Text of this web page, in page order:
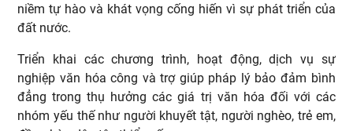
niềm tự hào và khát vọng cống hiến vì sự phát triển của
đất nước.
Triển khai các chương trình, hoạt động, dịch vụ sự
nghiệp văn hóa công và trợ giúp pháp lý bảo đảm bình
đẳng trong thụ hưởng các giá trị văn hóa đối với các
nhóm yếu thế như người khuyết tật, người nghèo, trẻ em,